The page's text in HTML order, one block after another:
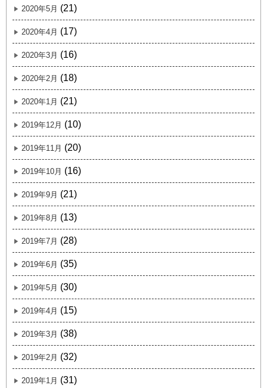
2020年5月 (21)
2020年4月 (17)
2020年3月 (16)
2020年2月 (18)
2020年1月 (21)
2019年12月 (10)
2019年11月 (20)
2019年10月 (16)
2019年9月 (21)
2019年8月 (13)
2019年7月 (28)
2019年6月 (35)
2019年5月 (30)
2019年4月 (15)
2019年3月 (38)
2019年2月 (32)
2019年1月 (31)